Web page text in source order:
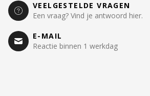
VEELGESTELDE VRAGEN
Een vraag? Vind je antwoord hier.
E-MAIL
Reactie binnen 1 werkdag